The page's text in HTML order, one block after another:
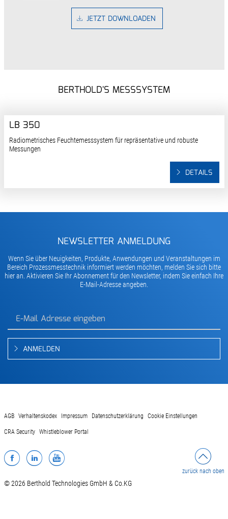
JETZT DOWNLOADEN
BERTHOLD'S MESSSYSTEM
LB 350
Radiometrisches Feuchtemesssystem für repräsentative und robuste
Messungen
DETAILS
NEWSLETTER ANMELDUNG
Wenn Sie über Neuigkeiten, Produkte, Anwendungen und Veranstaltungen im
Bereich Prozessmesstechnik informiert werden möchten, melden Sie sich bitte
hier an. Aktivieren Sie Ihr Abonnement für den Newsletter, indem Sie einfach Ihre
E-Mail-Adresse angeben.
ANMELDEN
AGB Verhaltenskodex Impressum Datenschutzerklärung Cookie Einstellungen
CRA Security Whistleblower Portal
Facebook
LinkedInYouTube
zurück nach oben
© 2026 Berthold Technologies GmbH & Co.KG